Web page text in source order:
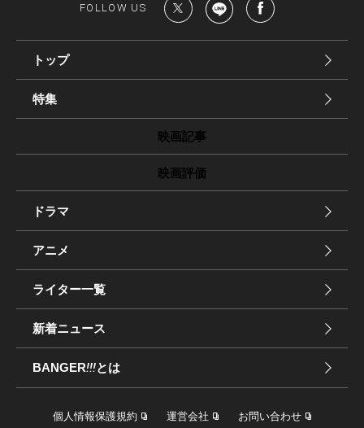
FOLLOW US
トップ
特集
映画記事
映画評価
ドラマ
アニメ
ライター一覧
新着ニュース
BANGER!!!とは
個人情報保護規約 運営会社 お問い合わせ